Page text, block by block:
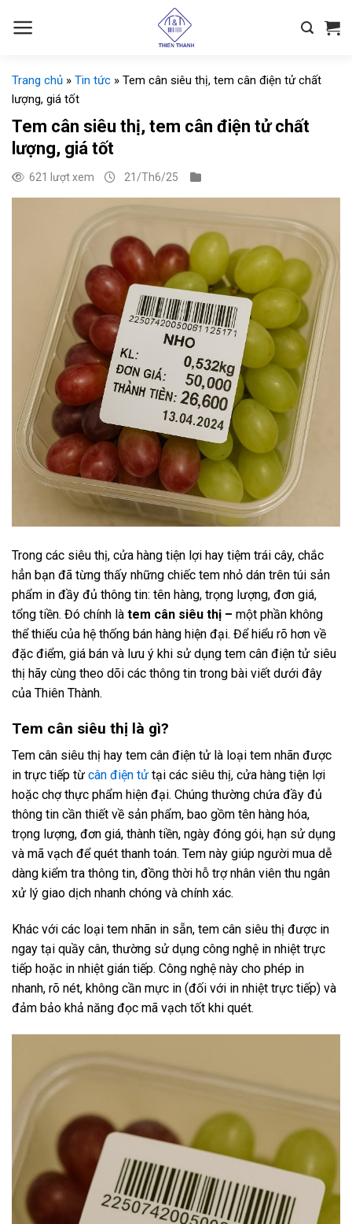
đến
Trang chủ » Tin tức » Tem cân siêu thị, tem cân điện tử chất
lượng, giá tốt
Tem cân siêu thị, tem cân điện tử chất
lượng, giá tốt
621 lượt xem 21/Th6/25
Trong các siêu thị, cửa hàng tiện lợi hay tiệm trái cây, chắc
hẳn bạn đã từng thấy những chiếc tem nhỏ dán trên túi sản
phẩm in đầy đủ thông tin: tên hàng, trọng lượng, đơn giá,
tổng tiền. Đó chính là tem cân siêu thị – một phần không
thể thiếu của hệ thống bán hàng hiện đại. Để hiểu rõ hơn về
đặc điểm, giá bán và lưu ý khi sử dụng tem cân điện tử siêu
thị hãy cùng theo dõi các thông tin trong bài viết dưới đây
của Thiên Thành.
Tem cân siêu thị là gì?
Tem cân siêu thị hay tem cân điện tử là loại tem nhãn được
in trực tiếp từ cân điện tử tại các siêu thị, cửa hàng tiện lợi
hoặc chợ thực phẩm hiện đại. Chúng thường chứa đầy đủ
thông tin cần thiết về sản phẩm, bao gồm tên hàng hóa,
trọng lượng, đơn giá, thành tiền, ngày đóng gói, hạn sử dụng
và mã vạch để quét thanh toán. Tem này giúp người mua dễ
dàng kiểm tra thông tin, đồng thời hỗ trợ nhân viên thu ngân
xử lý giao dịch nhanh chóng và chính xác.
Khác với các loại tem nhãn in sẵn, tem cân siêu thị được in
ngay tại quầy cân, thường sử dụng công nghệ in nhiệt trực
tiếp hoặc in nhiệt gián tiếp. Công nghệ này cho phép in
nhanh, rõ nét, không cần mực in (đối với in nhiệt trực tiếp) và
đảm bảo khả năng đọc mã vạch tốt khi quét.